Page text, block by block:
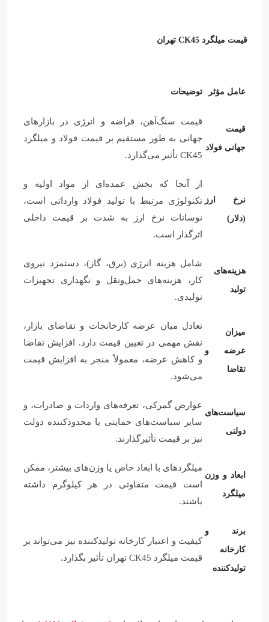
قیمت میلگرد CK45 تهران
عامل مؤثر توضیحات
قیمت
جهانی فولاد
قیمت سنگ‌آهن، قراضه و انرژی در بازارهای
جهانی به طور مستقیم بر قیمت فولاد و میلگرد
CK45 تأثیر می‌گذارد.
نرخ ارز
(دلار)
از آنجا که بخش عمده‌ای از مواد اولیه و
تکنولوژی مرتبط با تولید فولاد وارداتی است،
نوسانات نرخ ارز به شدت بر قیمت داخلی
اثرگذار است.
هزینه‌های
تولید
شامل هزینه انرژی (برق، گاز)، دستمزد نیروی
کار، هزینه‌های حمل‌ونقل و نگهداری تجهیزات
تولیدی.
میزان
عرضه و
تقاضا
تعادل میان عرضه کارخانجات و تقاضای بازار،
نقش مهمی در تعیین قیمت دارد. افزایش تقاضا
و کاهش عرضه، معمولاً منجر به افزایش قیمت
می‌شود.
سیاست‌های
دولتی
عوارض گمرکی، تعرفه‌های واردات و صادرات، و
سایر سیاست‌های حمایتی یا محدودکننده دولت
نیز بر قیمت تأثیرگذارند.
ابعاد و وزن
میلگرد
میلگردهای با ابعاد خاص یا وزن‌های بیشتر، ممکن
است قیمت متفاوتی در هر کیلوگرم داشته
باشند.
برند و
کارخانه
تولیدکننده
کیفیت و اعتبار کارخانه تولیدکننده نیز می‌تواند بر
قیمت میلگرد CK45 تهران تأثیر بگذارد.